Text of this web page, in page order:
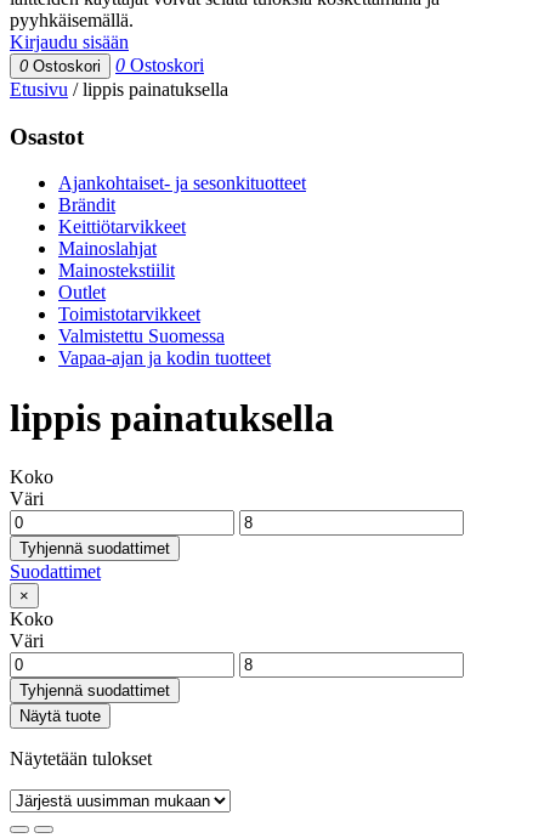
pyyhkäisemällä.
Kirjaudu sisään
0 Ostoskori 0 Ostoskori
Etusivu /lippis painatuksella
Osastot
Ajankohtaiset- ja sesonkituotteet
Brändit
Keittiötarvikkeet
Mainoslahjat
Mainostekstiilit
Outlet
Toimistotarvikkeet
Valmistettu Suomessa
Vapaa-ajan ja kodin tuotteet
lippis painatuksella
Koko
Väri
Tyhjennä suodattimet
Suodattimet
×
Koko
Väri
Tyhjennä suodattimet
Näytä tuote
Näytetään tulokset